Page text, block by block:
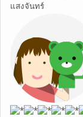
แสงจันทร์